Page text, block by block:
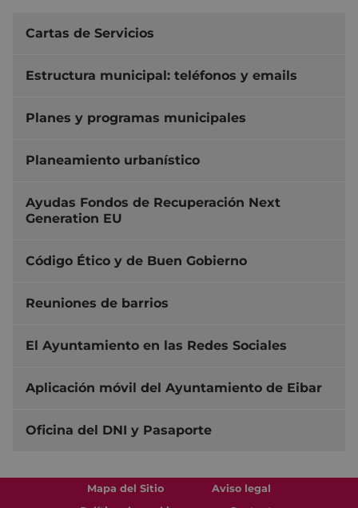
Cartas de Servicios
Estructura municipal: teléfonos y emails
Planes y programas municipales
Planeamiento urbanístico
Ayudas Fondos de Recuperación Next
Generation EU
Código Ético y de Buen Gobierno
Reuniones de barrios
El Ayuntamiento en las Redes Sociales
Aplicación móvil del Ayuntamiento de Eibar
Oficina del DNI y Pasaporte
Mapa del Sitio
Aviso legal